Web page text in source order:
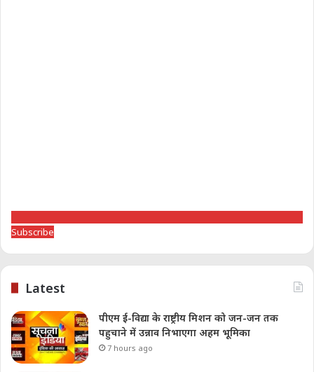
Subscribe
Latest
पीएम ई-विद्या के राष्ट्रीय मिशन को जन-जन तक
पहुचाने में उन्नाव निभाएगा अहम भूमिका
7 hours ago